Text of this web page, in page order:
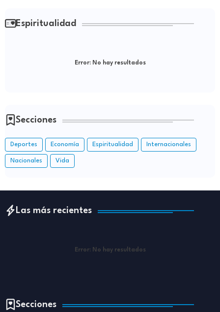
Espiritualidad
Error:No hay resultados
Secciones
Deportes Economía Espiritualidad Internacionales
Nacionales Vida
Las más recientes
Error: No hay resultados
Secciones